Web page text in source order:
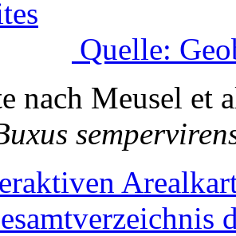
Quelle:
nach Meusel et